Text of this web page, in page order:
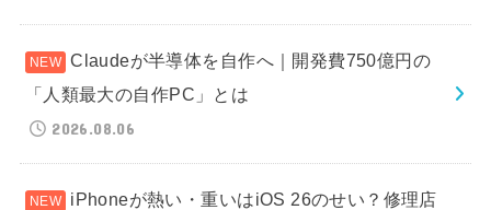
Claudeが半導体を自作へ｜開発費750億円の
「人類最大の自作PC」とは
2026.08.06
iPhoneが熱い・重いはiOS 26のせい？修理店